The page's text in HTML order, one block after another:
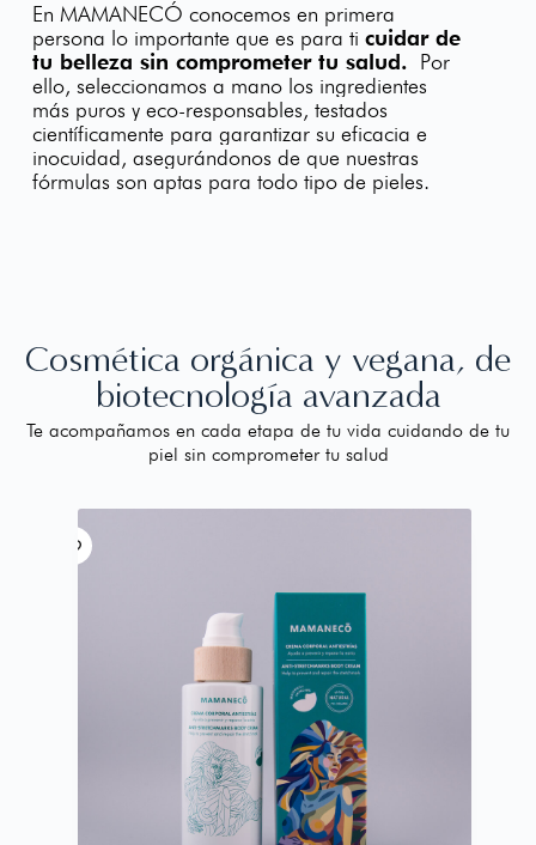
En MAMANECÓ conocemos en primera
persona lo importante que es para ti cuidar de
tu belleza sin comprometer tu salud. Por
ello, seleccionamos a mano los ingredientes
más puros y eco-responsables, testados
científicamente para garantizar su eficacia e
inocuidad, asegurándonos de que nuestras
fórmulas son aptas para todo tipo de pieles.
Cosmética orgánica y vegana, de
biotecnología avanzada
Te acompañamos en cada etapa de tu vida cuidando de tu
piel sin comprometer tu salud